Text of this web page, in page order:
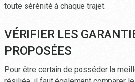
toute sérénité à chaque trajet.
VÉRIFIER LES
PROPOSÉES
Pour être certain de posséder la